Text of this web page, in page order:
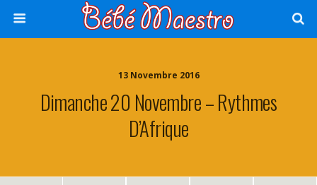
13 Novembre 2016
Dimanche 20 Novembre – Rythmes
D’Afrique